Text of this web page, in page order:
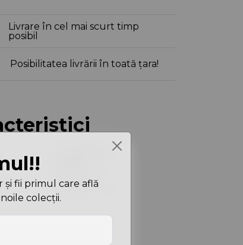
Livrare în cel mai scurt timp
posibil
Posibilitatea livrării în toată țara!
Taupe|Light
7X25X23 cm
fii primul care află
colecții.